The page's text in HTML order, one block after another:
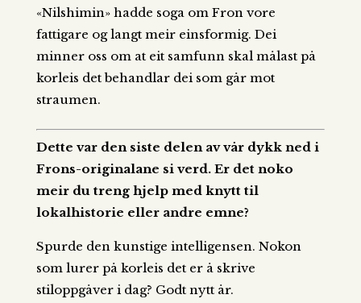
«Nilshimin» hadde soga om Fron vore
fattigare og langt meir einsformig. Dei
minner oss om at eit samfunn skal målast på
korleis det behandlar dei som går mot
straumen.
Dette var den siste delen av vår dykk ned i
Frons-originalane si verd. Er det noko
meir du treng hjelp med knytt til
lokalhistorie eller andre emne?
Spurde den kunstige intelligensen. Nokon
som lurer på korleis det er å skrive
stiloppgåver i dag? Godt nytt år.